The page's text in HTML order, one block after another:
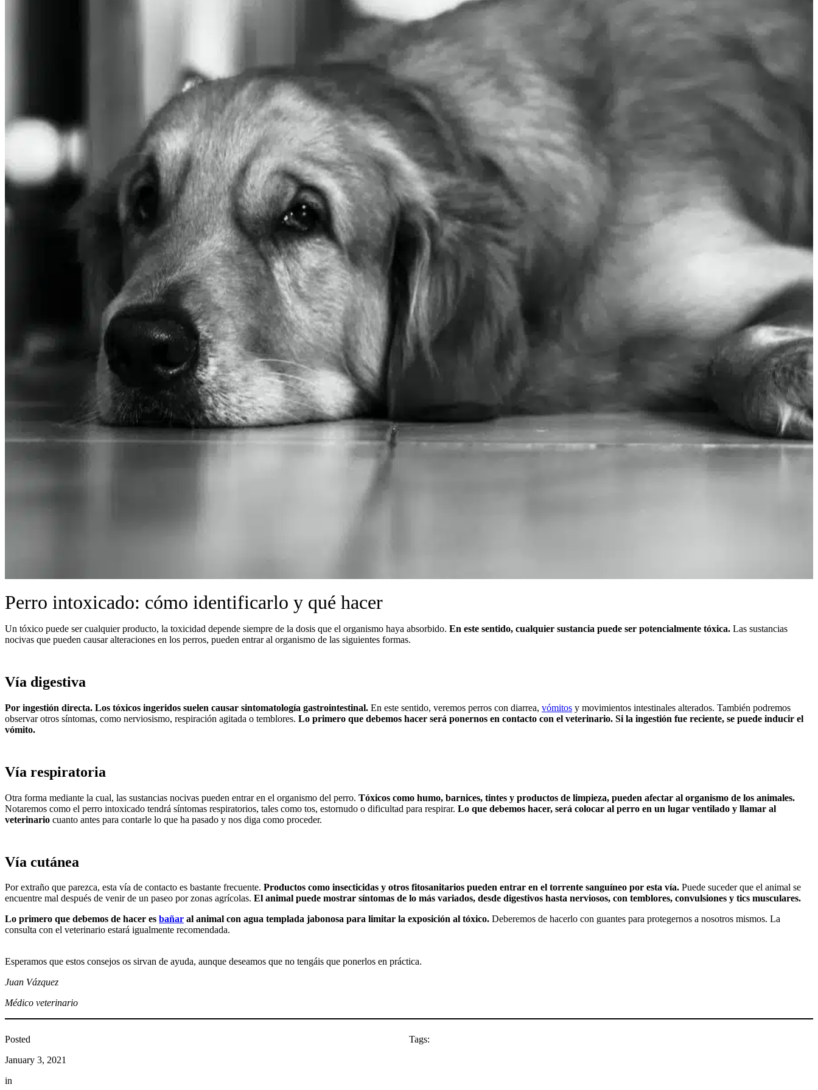
Perro intoxicado: cómo identificarlo y qué hacer
Un tóxico puede ser cualquier producto, la toxicidad depende siempre de la dosis que el organismo haya absorbido. En este sentido, cualquier sustancia puede ser potencialmente tóxica. Las sustancias
nocivas que pueden causar alteraciones en los perros, pueden entrar al organismo de las siguientes formas.
Vía digestiva
Por ingestión directa. Los tóxicos ingeridos suelen causar sintomatología gastrointestinal. En este sentido, veremos perros con diarrea, vómitos y movimientos intestinales alterados. También podremos
observar otros síntomas, como nerviosismo, respiración agitada o temblores. Lo primero que debemos hacer será ponernos en contacto con el veterinario. Si la ingestión fue reciente, se puede inducir el
vómito.
Vía respiratoria
Otra forma mediante la cual, las sustancias nocivas pueden entrar en el organismo del perro. Tóxicos como humo, barnices, tintes y productos de limpieza, pueden afectar al organismo de los animales.
Notaremos como el perro intoxicado tendrá síntomas respiratorios, tales como tos, estornudo o dificultad para respirar. Lo que debemos hacer, será colocar al perro en un lugar ventilado y llamar al
veterinario cuanto antes para contarle lo que ha pasado y nos diga como proceder.
Vía cutánea
Por extraño que parezca, esta vía de contacto es bastante frecuente. Productos como insecticidas y otros fitosanitarios pueden entrar en el torrente sanguíneo por esta vía. Puede suceder que el animal se
encuentre mal después de venir de un paseo por zonas agrícolas. El animal puede mostrar síntomas de lo más variados, desde digestivos hasta nerviosos, con temblores, convulsiones y tics musculares.
Lo primero que debemos de hacer es bañar al animal con agua templada jabonosa para limitar la exposición al tóxico. Deberemos de hacerlo con guantes para protegernos a nosotros mismos. La
consulta con el veterinario estará igualmente recomendada.
Esperamos que estos consejos os sirvan de ayuda, aunque deseamos que no tengáis que ponerlos en práctica.
Juan Vázquez
Médico veterinario
Posted
January 3, 2021
in
Tags: